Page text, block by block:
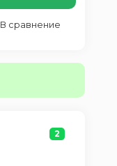
В сравнение
2